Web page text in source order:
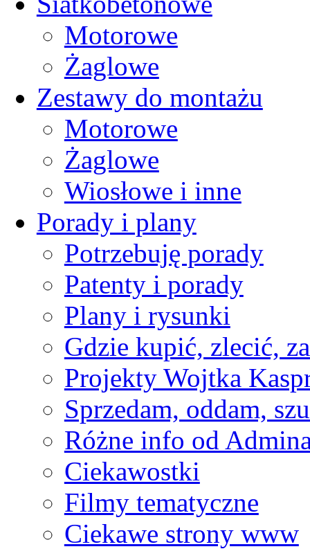
Motorowe
Żaglowe
Zestawy do montażu
Motorowe
Żaglowe
Wiosłowe i inne
Porady i plany
Potrzebuję porady
Patenty i porady
Plany i rysunki
Gdzie kupić, zlecić,
Projekty Wojtka
Sprzedam, oddam,
Różne info od
Ciekawostki
Filmy tematyczne
Ciekawe strony www